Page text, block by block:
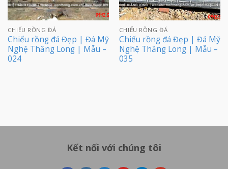
CHIẾU RỒNG ĐÁ
Chiếu rồng đá Đẹp | Đá Mỹ
Nghệ Thăng Long | Mẫu –
024
CHIẾU RỒNG ĐÁ
Chiếu rồng đá Đẹp | Đá Mỹ
Nghệ Thăng Long | Mẫu –
035
Kết nối với chúng tôi